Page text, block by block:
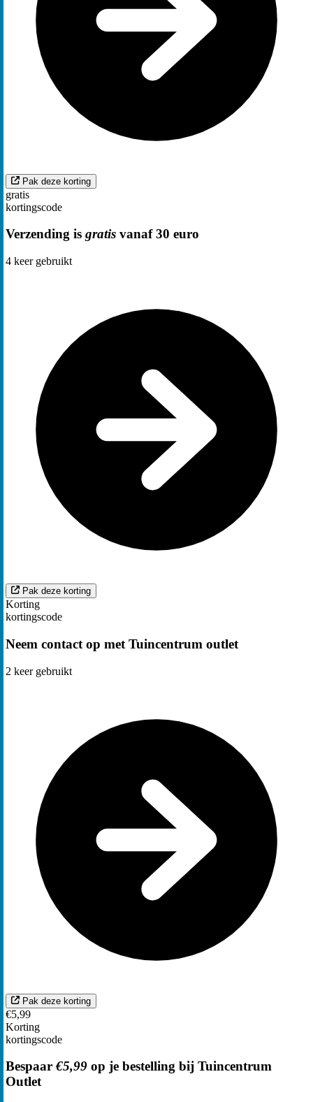
Pak deze korting
gratis
kortingscode
Verzending is gratis vanaf 30 euro
4 keer gebruikt
Pak deze korting
Korting
kortingscode
Neem contact op met Tuincentrum outlet
2 keer gebruikt
Pak deze korting
€5,99
Korting
kortingscode
Bespaar €5,99 op je bestelling bij Tuincentrum
Outlet